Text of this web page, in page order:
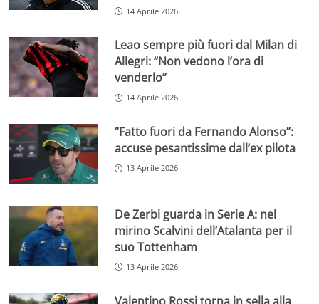
14 Aprile 2026
Leao sempre più fuori dal Milan di
Allegri: “Non vedono l’ora di
venderlo”
14 Aprile 2026
“Fatto fuori da Fernando Alonso”:
accuse pesantissime dall’ex pilota
13 Aprile 2026
De Zerbi guarda in Serie A: nel
mirino Scalvini dell’Atalanta per il
suo Tottenham
13 Aprile 2026
Valentino Rossi torna in sella alla